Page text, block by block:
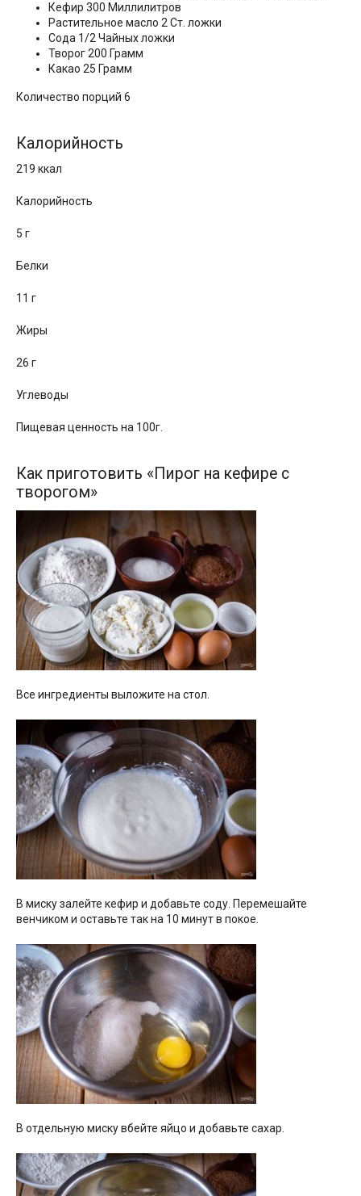
Кефир 300 Миллилитров
Растительное масло 2 Ст. ложки
Сода 1/2 Чайных ложки
Творог 200 Грамм
Какао 25 Грамм
Количество порций 6
Калорийность
219 ккал
Калорийность
5 г
Белки
11 г
Жиры
26 г
Углеводы
Пищевая ценность на 100г.
Как приготовить «Пирог на кефире с
творогом»
Все ингредиенты выложите на стол.
В миску залейте кефир и добавьте соду. Перемешайте
венчиком и оставьте так на 10 минут в покое.
В отдельную миску вбейте яйцо и добавьте сахар.